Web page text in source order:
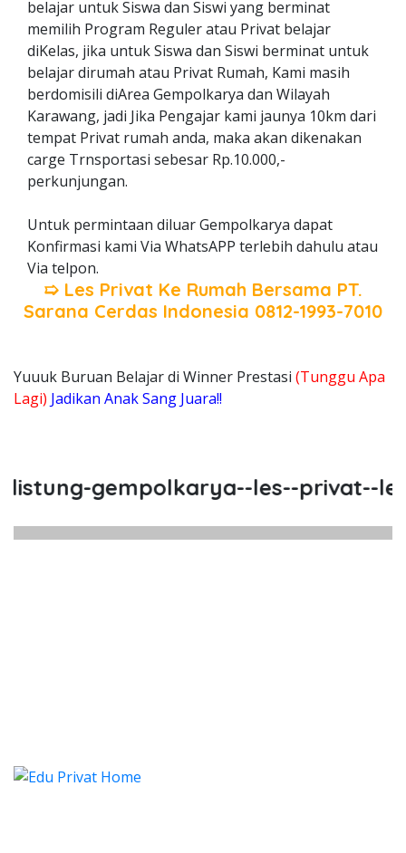
belajar untuk Siswa dan Siswi yang berminat
memilih Program Reguler atau Privat belajar
diKelas, jika untuk Siswa dan Siswi berminat untuk
belajar dirumah atau Privat Rumah, Kami masih
berdomisili diArea Gempolkarya dan Wilayah
Karawang, jadi Jika Pengajar kami jaunya 10km dari
tempat Privat rumah anda, maka akan dikenakan
carge Trnsportasi sebesar Rp.10.000,-
perkunjungan.
Untuk permintaan diluar Gempolkarya dapat
Konfirmasi kami Via WhatsAPP terlebih dahulu atau
Via telpon.
➯ Les Privat Ke Rumah Bersama PT.
Sarana Cerdas Indonesia 0812-1993-7010
Yuuuk Buruan Belajar di Winner Prestasi (Tunggu Apa
Lagi) Jadikan Anak Sang Juara!!
gempolkarya--les--privat--les-